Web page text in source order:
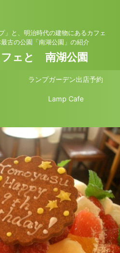
」と、明治時代の建物にあるカフェ
古の公園「南湖公園」の紹介
ェと 南湖公園
ランプガーデン出店予約
Lamp Cafe